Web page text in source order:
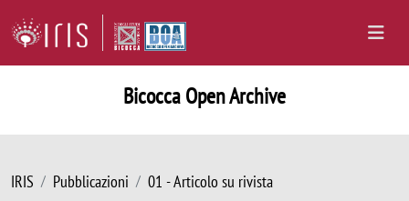
Bicocca Open Archive
IRIS Pubblicazioni 01 - Articolo su rivista